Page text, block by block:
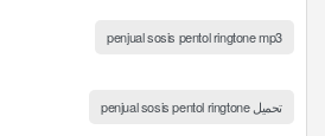
penjual sosis pentol ringtone mp3
تحميل penjual sosis pentol ringtone